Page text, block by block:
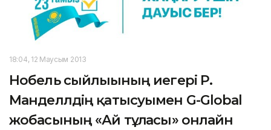
18:04, 12 Маусым 2013
Нобель сыйлығының иегері Р.
Манделлдің қатысуымен G-Global
жобасының «Ай тұлғасы» онлайн